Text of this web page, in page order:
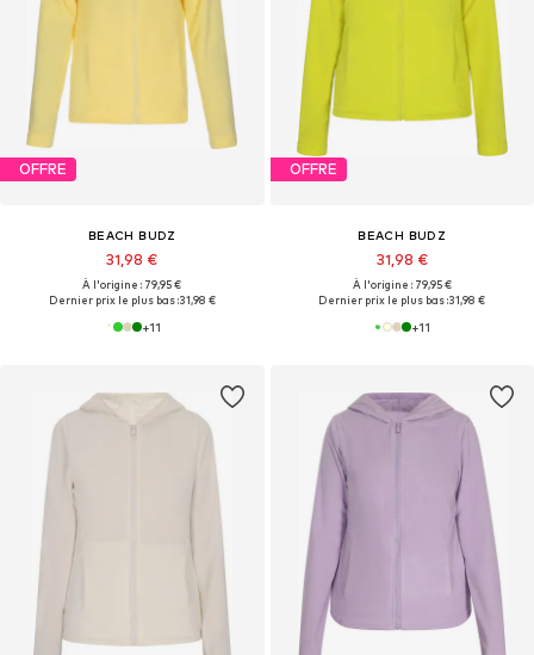
OFFRE
BEACH BUDZ
31,98 €
À l'origine : 79,95 €
Dernier prix le plus bas :31,98 €
+11
OFFRE
BEACH BUDZ
31,98 €
À l'origine : 79,95 €
Dernier prix le plus bas :31,98 €
+11